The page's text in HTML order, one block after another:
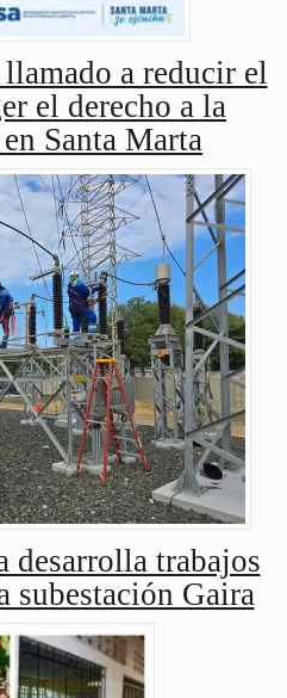
a reducir el
el derecho a la
Santa Marta
desarrolla trabajos
subestación Gaira